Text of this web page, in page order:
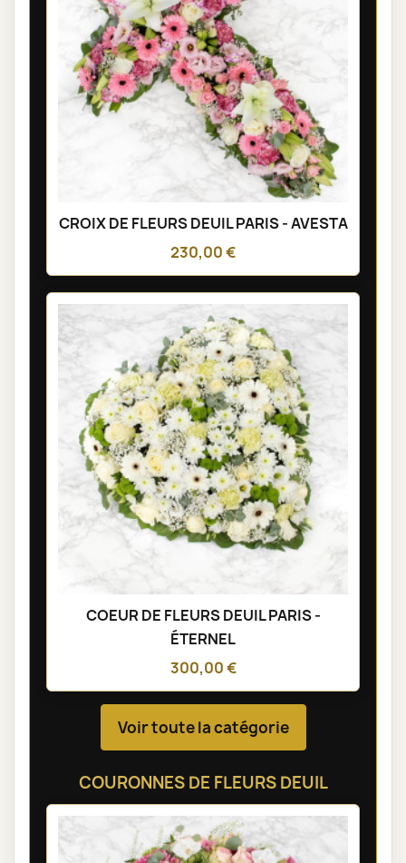
CROIX DE FLEURS DEUIL PARIS - AVESTA
230,00 €
COEUR DE FLEURS DEUIL PARIS -
ÉTERNEL
300,00 €
Voir toute la catégorie
COURONNES DE FLEURS DEUIL